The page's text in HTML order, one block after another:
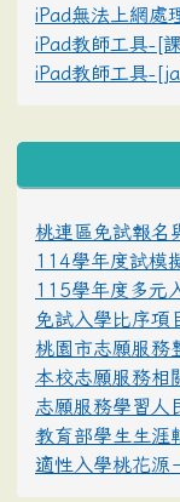
iPad無法上網處
iPad教師工具-[
iPad教師工具-
桃連區免試報名
114學年度試模
115學年度多元
免試入學比序項
桃園市志願服務
本校志願服務相
志願服務學習人
教育部學生生涯
適性入學桃花源